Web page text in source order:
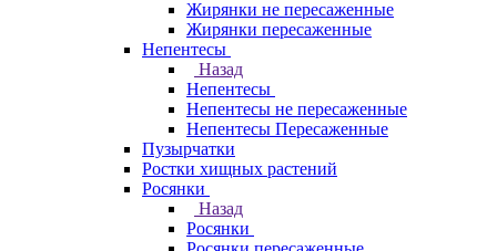
Жирянки не пересаженные
Жирянки пересаженные
Непентесы
Назад
Непентесы
Непентесы не пересаженные
Непентесы Пересаженные
Пузырчатки
Ростки хищных растений
Росянки
Назад
Росянки